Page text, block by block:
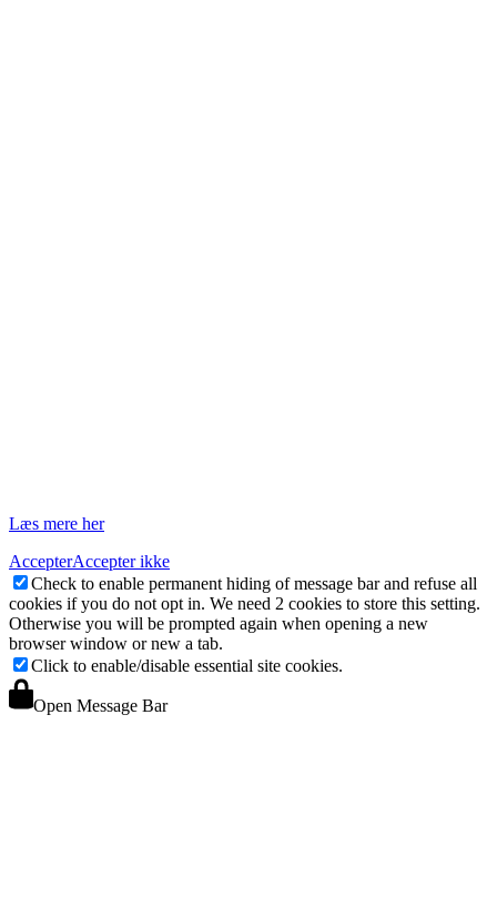
Læs mere her
AccepterAccepter ikke
Check to enable permanent hiding of message bar and refuse all
cookies if you do not opt in. We need 2 cookies to store this setting.
Otherwise you will be prompted again when opening a new
browser window or new a tab.
Click to enable/disable essential site cookies.
Open Message Bar